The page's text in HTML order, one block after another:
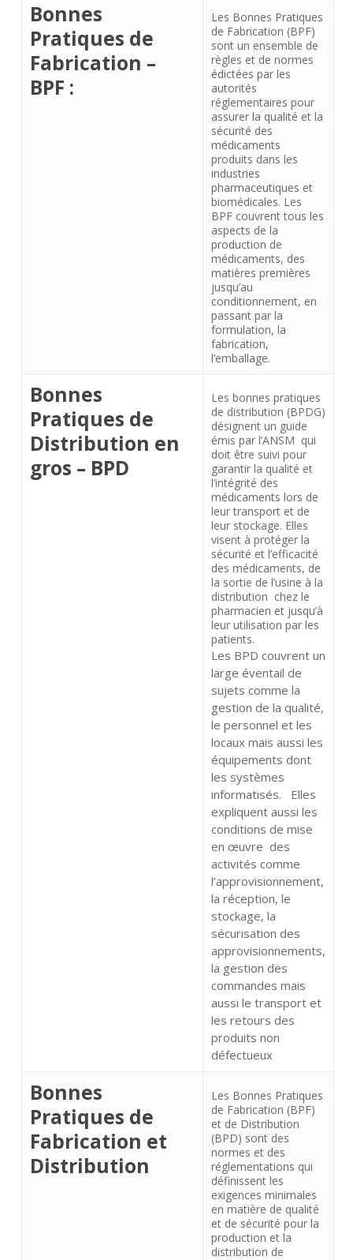
Bonnes
Pratiques de
Fabrication –
BPF :
Les Bonnes Pratiques
de Fabrication (BPF)
sont un ensemble de
règles et de normes
édictées par les
autorités
réglementaires pour
assurer la qualité et la
sécurité des
médicaments
produits dans les
industries
pharmaceutiques et
biomédicales. Les
BPF couvrent tous les
aspects de la
production de
médicaments, des
matières premières
jusqu’au
conditionnement, en
passant par la
formulation, la
fabrication,
l’emballage.
Bonnes
Pratiques de
Distribution en
gros – BPD
Les bonnes pratiques
de distribution (BPDG)
désignent un guide
émis par l’ANSM qui
doit être suivi pour
garantir la qualité et
l’intégrité des
médicaments lors de
leur transport et de
leur stockage. Elles
visent à protéger la
sécurité et l’efficacité
des médicaments, de
la sortie de l’usine à la
distribution chez le
pharmacien et jusqu’à
leur utilisation par les
patients.
Les BPD couvrent un
large éventail de
sujets comme la
gestion de la qualité,
le personnel et les
locaux mais aussi les
équipements dont
les systèmes
informatisés. Elles
expliquent aussi les
conditions de mise
en œuvre des
activités comme
l’approvisionnement,
la réception, le
stockage, la
sécurisation des
approvisionnements,
la gestion des
commandes mais
aussi le transport et
les retours des
produits non
défectueux
Bonnes
Pratiques de
Fabrication et
Distribution
Les Bonnes Pratiques
de Fabrication (BPF)
et de Distribution
(BPD) sont des
normes et des
réglementations qui
définissent les
exigences minimales
en matière de qualité
et de sécurité pour la
production et la
distribution de